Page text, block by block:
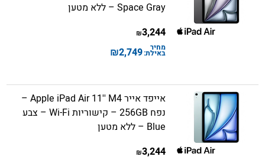
Space Gray – ללא מטען
3,244
₪
מחיר
באילת:2,749
₪
אייפד אייר Apple iPad Air 11'' M4 –
נפח 256GB – קישוריות Wi-Fi – צבע
Blue – ללא מטען
3,244
₪